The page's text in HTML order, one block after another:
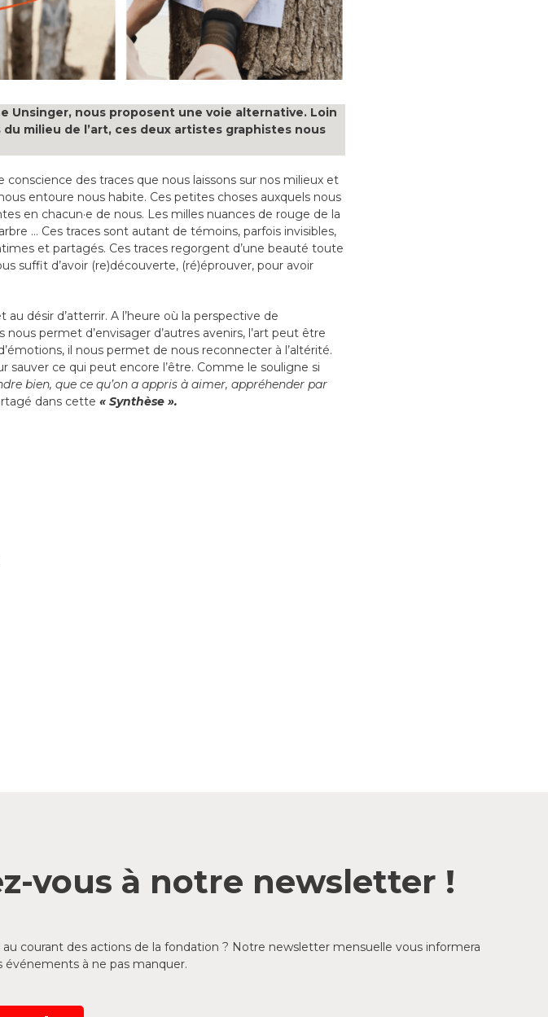
Unsinger, nous proposent une voie alternative. Loin
milieu de l’art, ces deux artistes graphistes nous
des traces que nous laissons sur nos milieux et
entoure nous habite. Ces petites choses auxquels nous
en chacun·e de nous. Les milles nuances de rouge de la
… Ces traces sont autant de témoins, parfois invisibles,
et partagés. Ces traces regorgent d’une beauté toute
suffit d’avoir (re)découverte, (ré)éprouver, pour avoir
désir d’atterrir. A l’heure où la perspective de
permet d’envisager d’autres avenirs, l’art peut être
il nous permet de nous reconnecter à l’altérité.
sauver ce qui peut encore l’être. Comme le souligne si
bien, que ce qu’on a appris à aimer, appréhender par
dans cette « Synthèse ».
vous à notre newsletter !
courant des actions de la fondation ? Notre newsletter mensuelle vous informera
événements à ne pas manquer.